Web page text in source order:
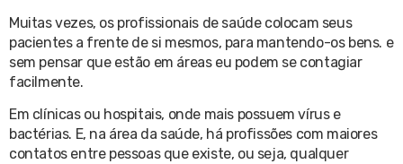
Muitas vezes, os profissionais de saúde colocam seus
pacientes a frente de si mesmos, para mantendo-os bens. e
sem pensar que estão em áreas eu podem se contagiar
facilmente.
Em clínicas ou hospitais, onde mais possuem vírus e
bactérias. E, na área da saúde, há profissões com maiores
contatos entre pessoas que existe, ou seja, qualquer